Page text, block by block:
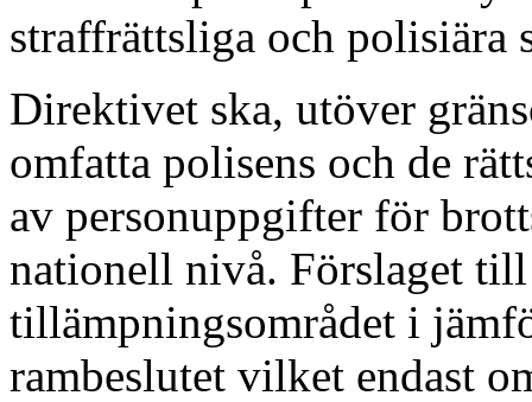
straffrättsliga och polisiära
Direktivet ska, utöver
omfatta polisens och de
av personuppgifter för
nationell nivå. Förslaget
tillämpningsområdet i
rambeslutet vilket endast